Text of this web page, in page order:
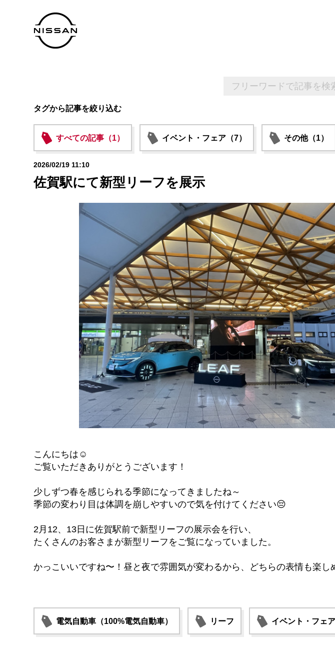
タグから記事を絞り込む
すべての記事（1） イベント・フェア（7） その他（1）
2026/02/19 11:10
佐賀駅にて新型リーフを展示
こんにちは☺
ご覧いただきありがとうございます！
少しずつ春を感じられる季節になってきましたね～
季節の変わり目は体調を崩しやすいので気を付けてください😔
2月12、13日に佐賀駅前で新型リーフの展示会を行い、
たくさんのお客さまが新型リーフをご覧になっていました。
かっこいいですね〜！昼と夜で雰囲気が変わるから、どちらの表情も楽し
電気自動車（100%電気自動車） リーフ イベント・フェア